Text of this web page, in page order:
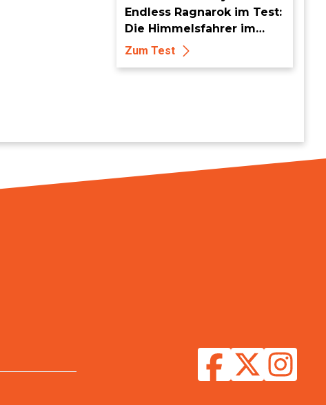
Endless Ragnarok im Test:
Die Himmelsfahrer im
endlosen Endgame
Zum Test